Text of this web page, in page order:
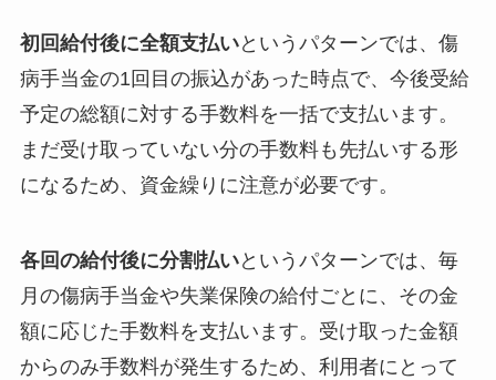
初回給付後に全額支払いというパターンでは、傷
病手当金の1回目の振込があった時点で、今後受給
予定の総額に対する手数料を一括で支払います。
まだ受け取っていない分の手数料も先払いする形
になるため、資金繰りに注意が必要です。
各回の給付後に分割払いというパターンでは、毎
月の傷病手当金や失業保険の給付ごとに、その金
額に応じた手数料を支払います。受け取った金額
からのみ手数料が発生するため、利用者にとって